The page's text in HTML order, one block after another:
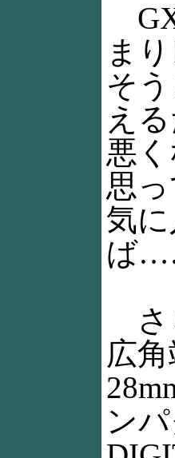
ま
そ
え
悪
思
気
ば
さ
広
ン